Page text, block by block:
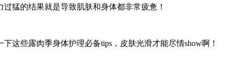
猛的结果就是导致肌肤和身体都非常疲惫！
这些露肉季身体护理必备tips，皮肤光滑才能尽情show啊！